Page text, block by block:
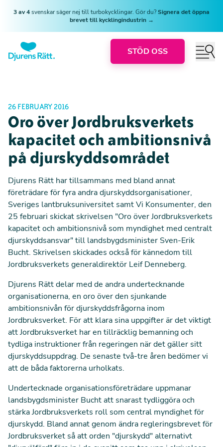
3 av 4svenskar säger nej till turbokycklingar. Gör du?Signera det öppna
brevet till kycklingindustrin →
STÖD OSS
26 FEBRUARY 2016
Oro över Jordbruksverkets
kapacitet och ambitionsnivå
på djurskyddsområdet
Djurens Rätt har tillsammans med bland annat
företrädare för fyra andra djurskyddsorganisationer,
Sveriges lantbruksuniversitet samt Vi Konsumenter, den
25 februari skickat skrivelsen "Oro över Jordbruksverkets
kapacitet och ambitionsnivå som myndighet med centralt
djurskyddsansvar" till landsbygdsminister Sven-Erik
Bucht. Skrivelsen skickades också för kännedom till
Jordbruksverkets generaldirektör Leif Denneberg.
Djurens Rätt delar med de andra undertecknande
organisationerna, en oro över den sjunkande
ambitionsnivån för djurskyddsfrågorna inom
Jordbruksverket. För att klara sina uppgifter är det viktigt
att Jordbruksverket har en tillräcklig bemanning och
tydliga instruktioner från regeringen när det gäller sitt
djurskyddsuppdrag. De senaste två-tre åren bedömer vi
att de båda faktorerna urholkats.
Undertecknade organisationsföreträdare uppmanar
landsbygdsminister Bucht att snarast tydliggöra och
stärka Jordbruksverkets roll som central myndighet för
djurskydd. Bland annat genom ändra regleringsbrevet för
Jordbruksverket så att orden "djurskydd" alternativt